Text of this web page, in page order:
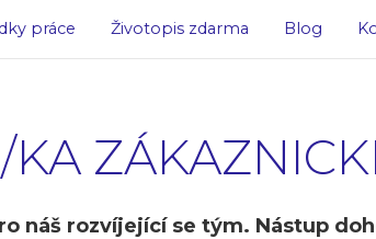
práce Životopis zdarma Blog
KA
náš rozvíjející se tým. Nástup